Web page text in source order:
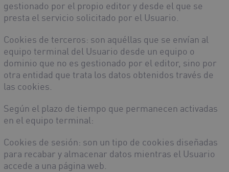
gestionado por el propio editor y desde el que se
presta el servicio solicitado por el Usuario.
Cookies de terceros: son aquéllas que se envían al
equipo terminal del Usuario desde un equipo o
dominio que no es gestionado por el editor, sino por
otra entidad que trata los datos obtenidos través de
las cookies.
Según el plazo de tiempo que permanecen activadas
en el equipo terminal:
Cookies de sesión: son un tipo de cookies diseñadas
para recabar y almacenar datos mientras el Usuario
accede a una página web.